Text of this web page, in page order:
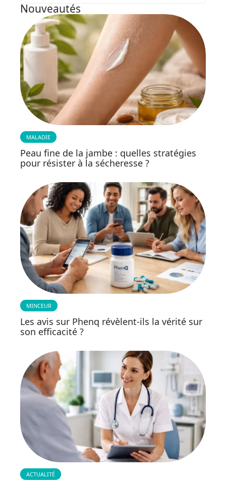
Nouveautés
MALADIE
Peau fine de la jambe : quelles stratégies
pour résister à la sécheresse ?
MINCEUR
Les avis sur Phenq révèlent-ils la vérité sur
son efficacité ?
ACTUALITÉ